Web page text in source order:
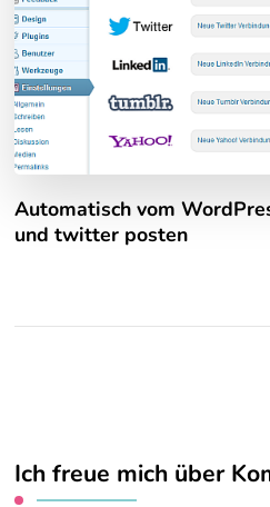
Automatisch vom
und twitter posten
Ich freue mich über